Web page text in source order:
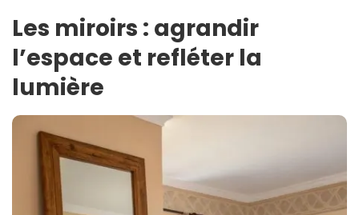
Les miroirs : agrandir
l’espace et refléter la
lumière